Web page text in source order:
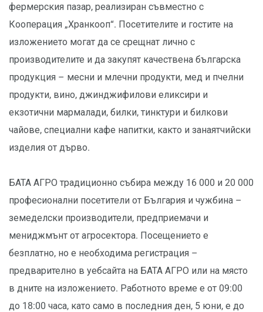
фермерския пазар, реализиран съвместно с
Кооперация „Хранкооп“. Посетителите и гостите на
изложението могат да се срещнат лично с
производителите и да закупят качествена българска
продукция – месни и млечни продукти, мед и пчелни
продукти, вино, джинджифилови еликсири и
екзотични мармалади, билки, тинктури и билкови
чайове, специални кафе напитки, както и занаятчийски
изделия от дърво.
БАТА АГРО традиционно събира между 16 000 и 20 000
професионални посетители от България и чужбина –
земеделски производители, предприемачи и
мениджмънт от агросектора. Посещението е
безплатно, но е необходима регистрация –
предварително в уебсайта на БАТА АГРО или на място
в дните на изложението. Работното време е от 09:00
до 18:00 часа, като само в последния ден, 5 юни, е до